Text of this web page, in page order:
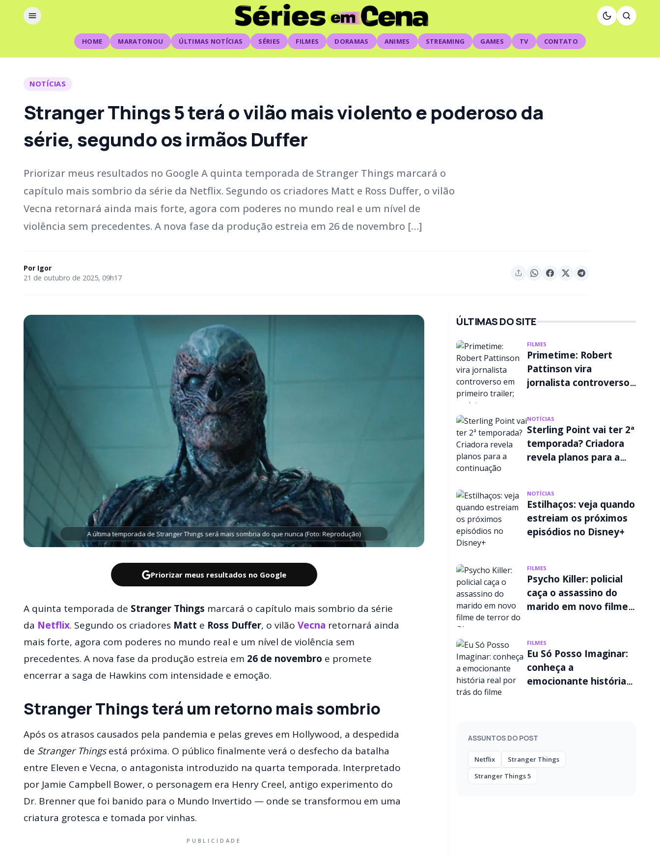
HOME MARATONOU ÚLTIMAS NOTÍCIAS SÉRIES FILMES DORAMAS ANIMES STREAMING GAMES TV CONTATO
NOTÍCIAS
Stranger Things 5 terá o vilão mais violento e poderoso da
série, segundo os irmãos Duffer
Priorizar meus resultados no Google A quinta temporada de Stranger Things marcará o
capítulo mais sombrio da série da Netflix. Segundo os criadores Matt e Ross Duffer, o vilão
Vecna retornará ainda mais forte, agora com poderes no mundo real e um nível de
violência sem precedentes. A nova fase da produção estreia em 26 de novembro […]
Por Igor
21 de outubro de 2025, 09h17
A última temporada de Stranger Things será mais sombria do que nunca (Foto: Reprodução)
Priorizar meus resultados no Google
A quinta temporada de Stranger Things marcará o capítulo mais sombrio da série
da Netflix. Segundo os criadores Matt e Ross Duffer, o vilão Vecna retornará ainda
mais forte, agora com poderes no mundo real e um nível de violência sem
precedentes. A nova fase da produção estreia em 26 de novembro e promete
encerrar a saga de Hawkins com intensidade e emoção.
Stranger Things terá um retorno mais sombrio
Após os atrasos causados pela pandemia e pelas greves em Hollywood, a despedida
de Stranger Thingsestá próxima. O público finalmente verá o desfecho da batalha
entre Eleven e Vecna, o antagonista introduzido na quarta temporada. Interpretado
por Jamie Campbell Bower, o personagem era Henry Creel, antigo experimento do
Dr. Brenner que foi banido para o Mundo Invertido — onde se transformou em uma
criatura grotesca e tomada por vinhas.
PUBLICIDADE
ÚLTIMAS DO SITE
FILMES
Primetime: Robert
Pattinson vira
jornalista controverso
NOTÍCIAS
Sterling Point vai ter 2ª
temporada? Criadora
revela planos para a
NOTÍCIAS
Estilhaços: veja quando
estreiam os próximos
episódios no Disney+
FILMES
Psycho Killer: policial
caça o assassino do
marido em novo filme
FILMES
Eu Só Posso Imaginar:
conheça a
emocionante história
ASSUNTOS DO POST
Netflix
Stranger Things
Stranger Things 5